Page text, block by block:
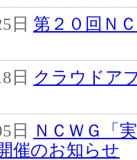
日 第２０回Ｎ
日 クラウドア
日
ＮＣＷＧ「
催のお知らせ